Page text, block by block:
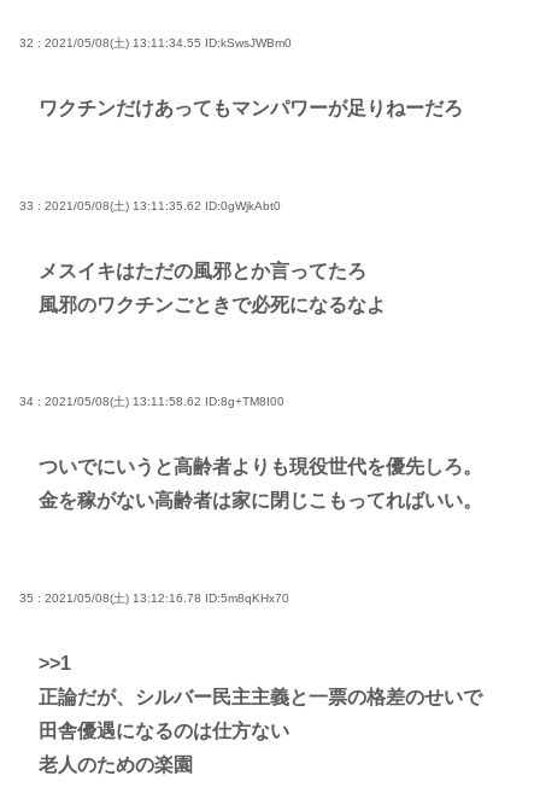
32 : 2021/05/08(土) 13:11:34.55 ID:kSwsJWBm0
ワクチンだけあってもマンパワーが足りねーだろ
33 : 2021/05/08(土) 13:11:35.62 ID:0gWjkAbt0
メスイキはただの風邪とか言ってたろ
風邪のワクチンごときで必死になるなよ
34 : 2021/05/08(土) 13:11:58.62 ID:8g+TM8I00
ついでにいうと高齢者よりも現役世代を優先しろ。
金を稼がない高齢者は家に閉じこもってればいい。
35 : 2021/05/08(土) 13:12:16.78 ID:5m8qKHx70
>>1
正論だが、シルバー民主主義と一票の格差のせいで
田舎優遇になるのは仕方ない
老人のための楽園